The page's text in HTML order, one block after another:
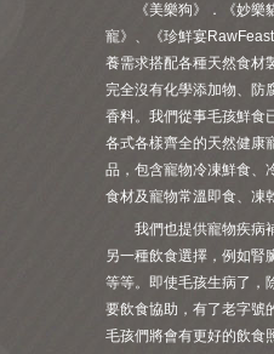
《美樂狗》．《妙
寵》、《珍鮮宴
養需求搭配各種天然食材
完全沒有化學添加物、防
香料。我們從事毛孩鮮食
各式各樣齊全的天然健康
品，包含寵物冷凍鮮食、
食材及寵物常溫即食、凍
我們也提供寵物疾病
另一種飲食選擇，例如腎
等等。即使毛孩生病了，
要飲食協助，有了老字號
毛孩們將會有更好的飲食